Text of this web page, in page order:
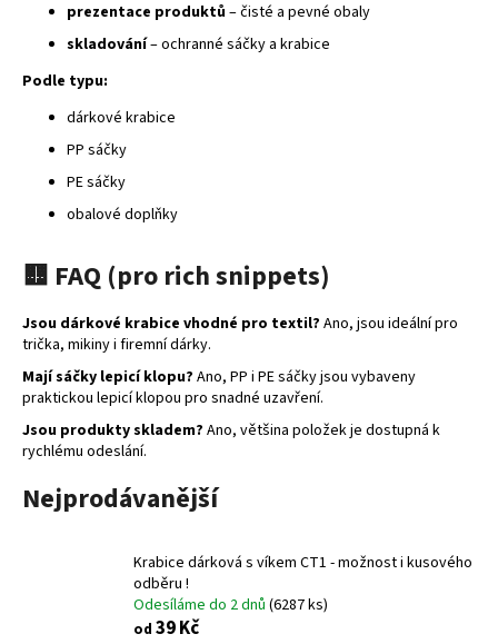
prezentace produktů– čisté a pevné obaly
skladování– ochranné sáčky a krabice
Podle typu:
dárkové krabice
PP sáčky
PE sáčky
obalové doplňky
🟨 FAQ (pro richsnippets)
Jsou dárkové krabice vhodné pro textil? Ano, jsou ideální pro
trička, mikiny i firemní dárky.
Mají sáčky lepicí klopu? Ano, PP i PE sáčky jsou vybaveny
praktickou lepicí klopou pro snadné uzavření.
Jsou produkty skladem? Ano, většina položek je dostupná k
rychlému odeslání.
Nejprodávanější
Krabice dárková s víkem CT1 - možnost i kusového
odběru !
Odesíláme do 2 dnů (6287 ks)
od 39 Kč
j
MALFINI
120
–
TRIČKO,
150
VOLNÝ
STŘIH
106
Kč